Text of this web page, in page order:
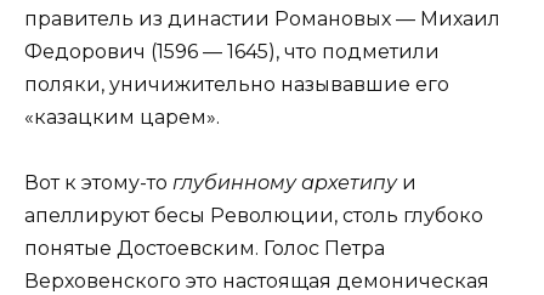
правитель из династии Романовых — Михаил
Федорович (1596 — 1645), что подметили
поляки, уничижительно называвшие его
«казацким царем».
Вот к этому-то глубинному архетипуи
апеллируют бесы Революции, столь глубоко
понятые Достоевским. Голос Петра
Верховенского это настоящая демоническая